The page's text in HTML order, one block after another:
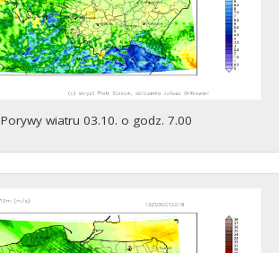
Porywy wiatru 03.10. o godz. 7.00